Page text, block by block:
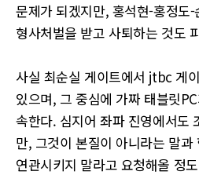
문제가 되겠지만, 홍석현-홍정도
형사처벌을 받고 사퇴하는 것도
사실 최순실 게이트에서 jtbc 게
있으며, 그 중심에 가짜 태블릿
속한다. 심지어 좌파 진영에서도
만, 그것이 본질이 아니라는 말
연관시키지 말라고 요청해올 정